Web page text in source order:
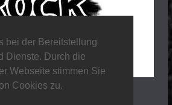
bei der Bereitstellung
Dienste. Durch die
Webseite stimmen Sie
Cookies zu.